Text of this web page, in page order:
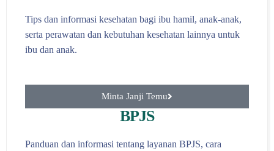
Tips dan informasi kesehatan bagi ibu hamil, anak-anak,
serta perawatan dan kebutuhan kesehatan lainnya untuk
ibu dan anak.
Minta Janji Temu
BPJS
Panduan dan informasi tentang layanan BPJS, cara